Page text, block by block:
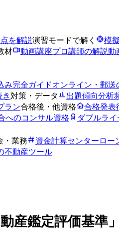
を解説演習モードで解く 模
材 動画講座プロ講師の解説動
み完全ガイドオンライン・郵送
対策・データ 出題傾向分析
ラン合格後・他資格 合格発表
へのコンサル資格 ダブルラ
・業務 資金計算センター ロー
不動産ツール
産鑑定評価基準